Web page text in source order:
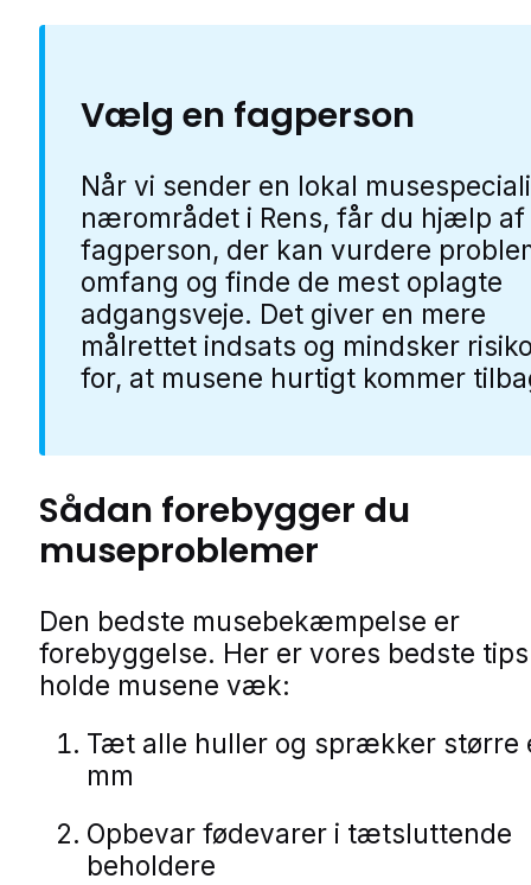
Vælg en fagperson
Når vi sender en lokal
nærområdet i Rens, får du hjælp af
fagperson, der kan vurdere
omfang og finde de mest oplagte
adgangsveje. Det giver en mere
målrettet indsats og mindsker
for, at musene hurtigt kommer
Sådan forebygger du
museproblemer
Den bedste musebekæmpelse er
forebyggelse. Her er vores bedste
holde musene væk:
Tæt alle huller og sprækker større
mm
Opbevar fødevarer i tætsluttende
beholdere